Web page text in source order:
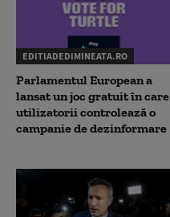
EDITIADEDIMINEATA.RO
Parlamentul European a
lansat un joc gratuit în care
utilizatorii controlează o
campanie de dezinformare